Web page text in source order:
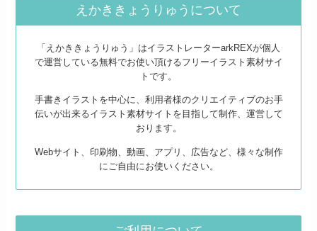
えかききょうりゅうについて
「えかききょうりゅう」はイラストレーターarkREXが個人
で運営している無料でお使い頂けるフリーイラスト素材サイ
トです。
手書きイラストを中心に、利用者様のクリエイティブのお手
伝いが出来るイラスト素材サイトを目指して制作、運営して
おります。
Webサイト、印刷物、動画、アプリ、広告など、様々な制作
にご自由にお使いください。